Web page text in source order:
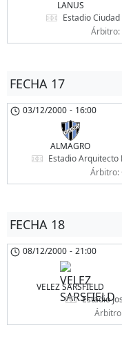
LANUS
Estadio
Árbitro:
FECHA 17
03/12/2000 - 16:00
ALMAGRO
Estadio Arquitecto
Árbitro:
FECHA 18
08/12/2000 - 21:00
VELEZ SARSFIELD
Estadio